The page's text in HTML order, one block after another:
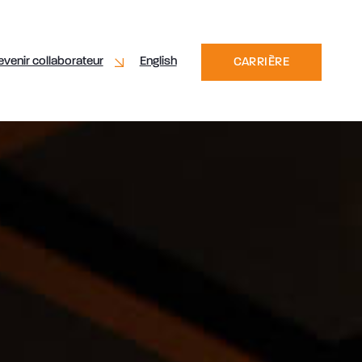
collaborateur English CARRIÈRE